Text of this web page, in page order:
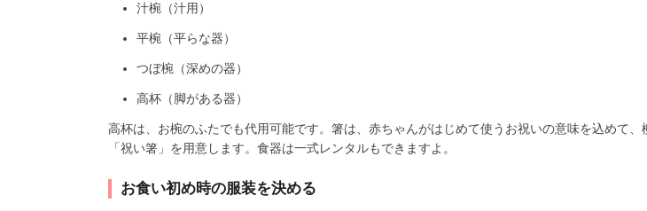
汁椀（汁用）
平椀（平らな器）
つぼ椀（深めの器）
高杯（脚がある器）
高杯は、お椀のふたでも代用可能です。箸は、赤ちゃんがはじめて使うお祝いの意味を込めて、
「祝い箸」を用意します。食器は一式レンタルもできますよ。
お食い初め時の服装を決める